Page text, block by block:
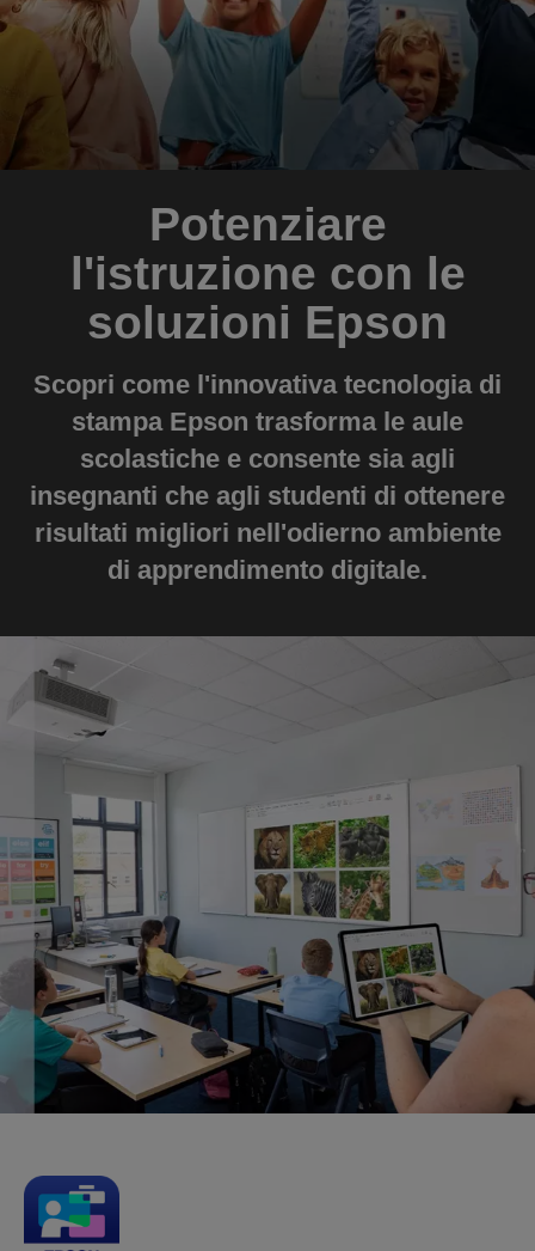
Potenziare
l'istruzione con le
soluzioni Epson
Scopri come l'innovativa tecnologia di
stampa Epson trasforma le aule
scolastiche e consente sia agli
insegnanti che agli studenti di ottenere
risultati migliori nell'odierno ambiente
di apprendimento digitale.